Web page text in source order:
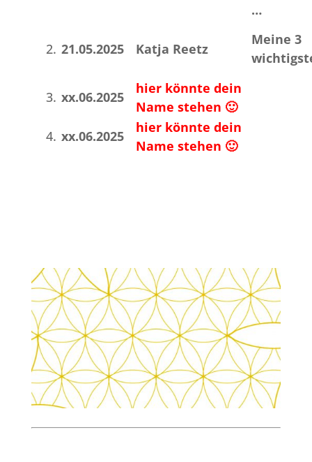
…
2. 21.05.2025 Katja Reetz
Meine 3
3. xx.06.2025
hier könnte dein
Name stehen 🙂
4. xx.06.2025
hier könnte dein
Name stehen 🙂